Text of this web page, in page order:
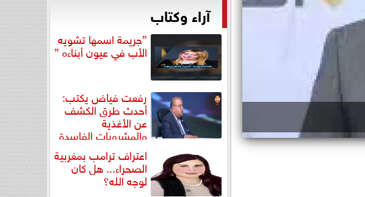
آراء وكتاب
”جريمة اسمها تشويه
الأب في عيون أبناءه ”
رفعت فياض يكتب:
أحدث طرق الكشف
عن الأغذية
والمشروبات الفاسدة
اعتراف ترامب بمغربية
الصحراء... هل كان
لوجه الله؟